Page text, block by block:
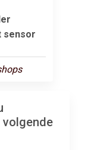
sensor
volgende